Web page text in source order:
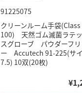
91225075
クリーンルーム手袋(Class
100) 天然ゴム滅菌ラテ
スグローブ パウダーフリ
ー Accutech 91-225(サ
7.5) 10双(20枚)